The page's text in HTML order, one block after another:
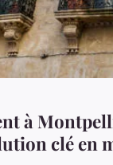
à
clé en